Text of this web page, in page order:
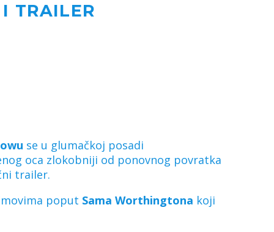
TRAILER
se u glumačkoj posadi
oca zlokobniji od ponovnog povratka
trailer.
poput Sama Worthingtona koji